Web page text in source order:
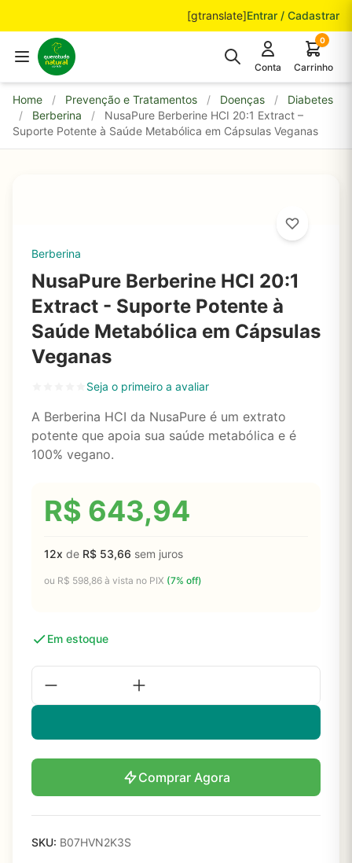
[gtranslate]Entrar / Cadastrar
Conta
0
Carrinho
Home / Prevenção e Tratamentos / Doenças /
Diabetes
/
Berberina /
NusaPure Berberine HCI 20:1 Extract –
Suporte Potente à Saúde Metabólica em Cápsulas Veganas
Berberina
NusaPure Berberine HCI 20:1
Extract - Suporte Potente à
Saúde Metabólica em Cápsulas
Veganas
Seja o primeiro a avaliar
A Berberina HCI da NusaPure é um extrato
potente que apoia sua saúde metabólica e é
100% vegano.
R$ 643,94
12x de R$ 53,66 sem juros
ou R$ 598,86 à vista no PIX (7% off)
Em estoque
Comprar Agora
SKU: B07HVN2K3S